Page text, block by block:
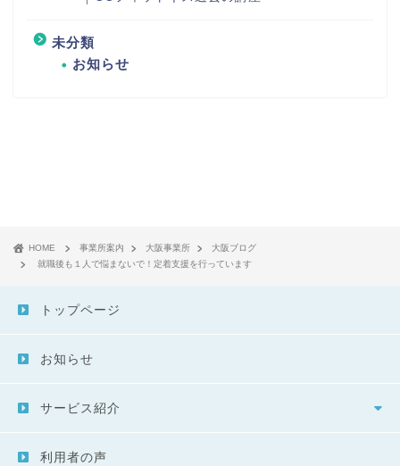
未分類
お知らせ
HOME 事業所案内 大阪事業所
大阪ブログ
就職後も１人で悩まないで！定着支援を行っています
トップページ
お知らせ
サービス紹介
利用者の声